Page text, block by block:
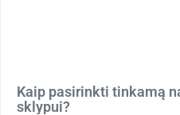
Kaip pasirinkti tinkamą
sklypui?